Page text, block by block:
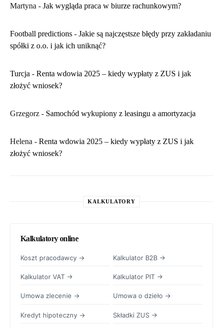
Martyna - ​Jak wygląda praca w biurze rachunkowym?
Football predictions - Jakie są najczęstsze błędy przy zakładaniu
spółki z o.o. i jak ich uniknąć?
Turcja - Renta wdowia 2025 – kiedy wypłaty z ZUS i jak
złożyć wniosek?
Grzegorz - Samochód wykupiony z leasingu a amortyzacja
Helena - Renta wdowia 2025 – kiedy wypłaty z ZUS i jak
złożyć wniosek?
KALKULATORY
Kalkulatory online
Koszt pracodawcy → Kalkulator B2B →
Kalkulator VAT → Kalkulator PIT →
Umowa zlecenie → Umowa o dzieło →
Kredyt hipoteczny → Składki ZUS →